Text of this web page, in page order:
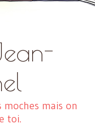
mais on
toi.